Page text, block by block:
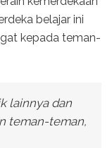
belajar ini
kepada teman-
lainnya dan
teman-teman,